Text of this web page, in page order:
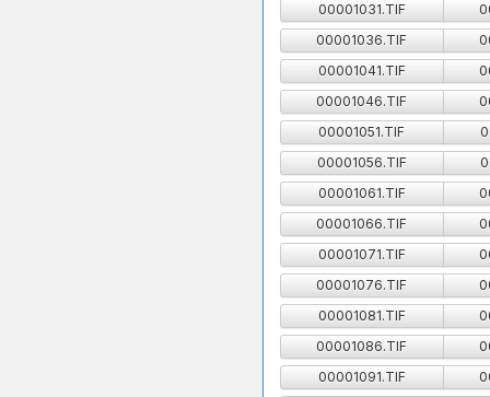
00001031.TIF
00001036.TIF
00001041.TIF
00001046.TIF
00001051.TIF
00001056.TIF
00001061.TIF
00001066.TIF
00001071.TIF
00001076.TIF
00001081.TIF
00001086.TIF
00001091.TIF